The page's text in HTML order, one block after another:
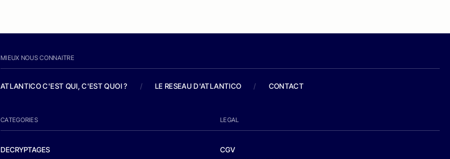
MIEUX NOUS CONNAITRE
ATLANTICO C'EST QUI, C'EST QUOI ? / LE RESEAU D'ATLANTICO / CONTACT
CATEGORIES
DECRYPTAGES
LEGAL
CGV